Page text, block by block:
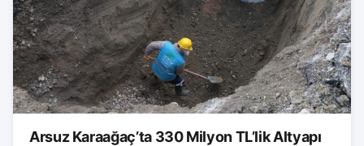
Arsuz Karaağaç’ta 330 Milyon TL’lik Altyapı